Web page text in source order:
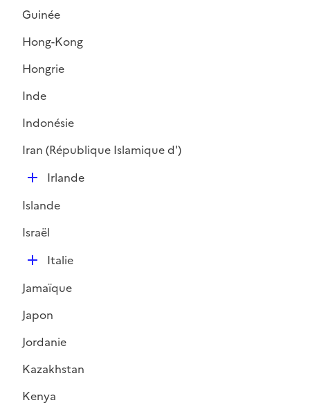
Guinée
Hong-Kong
Hongrie
Inde
Indonésie
Iran (République Islamique d')
D
p
l
Irlande
Islande
Israël
D
p
l
e
Italie
Jamaïque
Japon
Jordanie
Kazakhstan
Kenya